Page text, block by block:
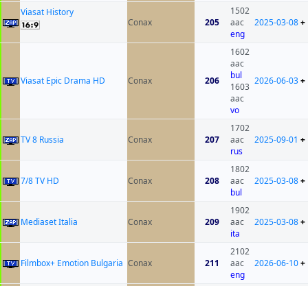
Viasat History
Conax
205
1502
aac
eng
2025-03-08+
Viasat Epic Drama HD Conax 206
1602
aac
bul
1603
aac
vo
2026-06-03+
TV 8 Russia Conax 207
1702
aac
rus
2025-09-01 +
7/8 TV HD Conax 208
1802
aac
bul
2025-03-08+
Mediaset Italia Conax 209
1902
aac
ita
2025-03-08+
Filmbox+ Emotion Bulgaria Conax 211
2102
aac
eng
2026-06-10+